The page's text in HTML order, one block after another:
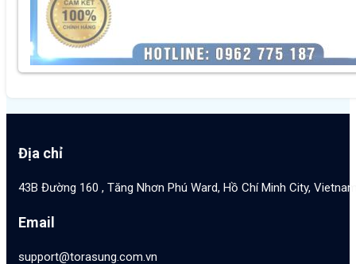
Địa chỉ
43B Đường 160 , Tăng Nhơn Phú Ward, Hồ Chí Minh City,
Email
support@torasung.com.vn